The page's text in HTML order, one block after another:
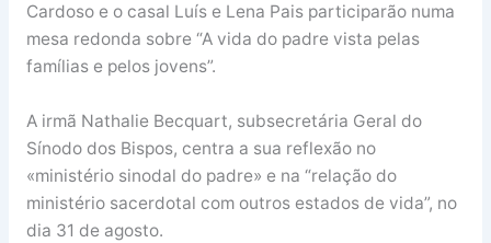
Cardoso e o casal Luís e Lena Pais participarão numa
mesa redonda sobre “A vida do padre vista pelas
famílias e pelos jovens”.
A irmã Nathalie Becquart, subsecretária Geral do
Sínodo dos Bispos, centra a sua reflexão no
«ministério sinodal do padre» e na “relação do
ministério sacerdotal com outros estados de vida”, no
dia 31 de agosto.